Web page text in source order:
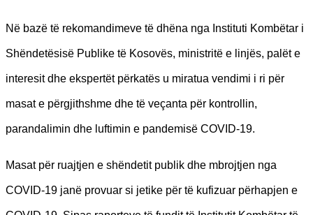
Në bazë të rekomandimeve të dhëna nga Instituti Kombëtar i
Shëndetësisë Publike të Kosovës, ministritë e linjës, palët e
interesit dhe ekspertët përkatës u miratua vendimi i ri për
masat e përgjithshme dhe të veçanta për kontrollin,
parandalimin dhe luftimin e pandemisë COVID-19.
Masat për ruajtjen e shëndetit publik dhe mbrojtjen nga
COVID-19 janë provuar si jetike për të kufizuar përhapjen e